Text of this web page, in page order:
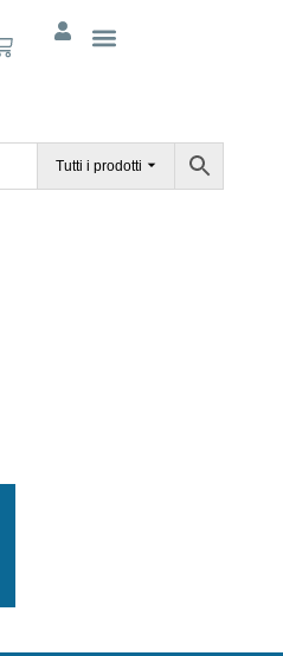
Tutti i prodotti